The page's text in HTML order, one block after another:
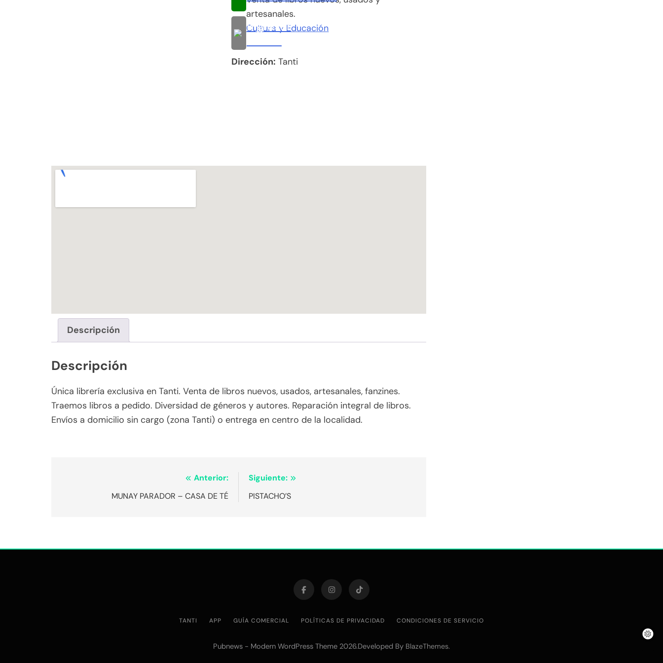
artesanales.
Cultura y Educación
Ingresar
Dirección: Tanti
Descripción
Descripción
Única librería exclusiva en Tanti. Venta de libros nuevos, usados, artesanales, fanzines.
Traemos libros a pedido. Diversidad de géneros y autores. Reparación integral de libros.
Envíos a domicilio sin cargo (zona Tanti) o entrega en centro de la localidad.
Anterior:
MUNAY PARADOR – CASA DE TÉ
Siguiente:
PISTACHO’S
TANTI APP GUÍA COMERCIAL POLÍTICAS DE PRIVACIDAD CONDICIONES DE SERVICIO
Pubnews - Modern WordPress Theme 2026.Developed By BlazeThemes.